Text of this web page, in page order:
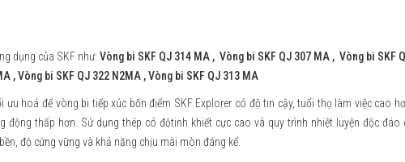
dụng của SKF như: Vòng bi SKF QJ 314 MA , Vòng bi SKF QJ 307 MA , Vòng bi SKF
,Vòng bi SKF QJ 322 N2MA , Vòng bi SKF QJ 313 MA
ưu hoá để vòng bi tiếp xúc bốn điểm SKF Explorer có độ tin cậy, tuổi thọ làm việc cao
động thấp hơn. Sử dụng thép có độtinh khiết cực cao và quy trình nhiệt luyện độc đáo
độ cứng vững và khả năng chịu mài mòn đáng kể.